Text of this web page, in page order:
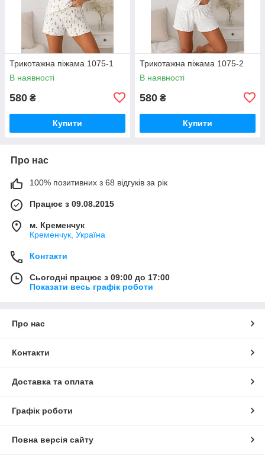
Трикотажна піжама 1075-1
В наявності
580 ₴
Купити
Трикотажна піжама 1075-2
В наявності
580 ₴
Купити
Про нас
100% позитивних з 68 відгуків за рік
Працює з 09.08.2015
м. Кременчук
Кременчук, Україна
Контакти
Сьогодні працює з 09:00 до 17:00
Показати весь графік роботи
Про нас
Контакти
Доставка та оплата
Графік роботи
Повна версія сайту